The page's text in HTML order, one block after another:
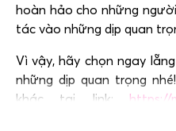
hoàn hảo cho những
tác vào những dịp quan
Vì vậy, hãy chọn ngay
những dịp quan trọng
khác tạị link: https://